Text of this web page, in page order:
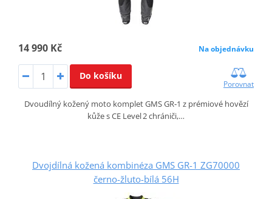
14 990 Kč Na objednávku
Do košíku
Porovnat
Dvoudílný kožený moto komplet GMS GR‑1 z prémiové hovězí
kůže s CE Level 2 chrániči,…
Dvojdílná kožená kombinéza GMS GR-1 ZG70000
černo-žluto-bílá 56H